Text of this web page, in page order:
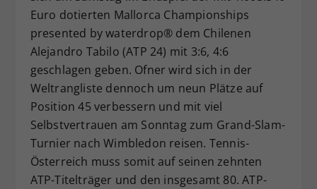
Euro dotierten Mallorca Championships
presented by waterdrop® dem Chilenen
Alejandro Tabilo (ATP 24) mit 3:6, 4:6
geschlagen geben. Ofner wird sich in der
Weltrangliste dennoch um neun Plätze auf
Position 45 verbessern und mit viel
Selbstvertrauen am Sonntag zum Grand-Slam-
Turnier nach Wimbledon reisen. Tennis-
Österreich muss somit auf seinen zehnten
ATP-Titelträger und den insgesamt 80. ATP-
Zweck
Dieser Wert speichert Ihre Consent-
Einstellungen. Unter anderem eine
zufällig generierte ID, für die
historische Speicherung Ihrer
vorgenommen Einstellungen, falls der
Webseiten-Betreiber dies eingestellt
hat.